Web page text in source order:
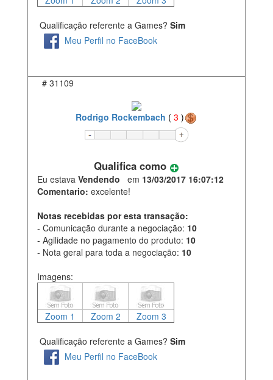
Qualificação referente a Games? Sim
Meu Perfil no FaceBook
# 31109
Rodrigo Rockembach ( 3 )
Qualifica como
Eu estava Vendendo em 13/03/2017 16:07:12
Comentario: excelente!
Notas recebidas por esta transação:
- Comunicação durante a negociação: 10
- Agilidade no pagamento do produto: 10
- Nota geral para toda a negociação: 10
Imagens:
Zoom 1 Zoom 2 Zoom 3
Qualificação referente a Games? Sim
Meu Perfil no FaceBook